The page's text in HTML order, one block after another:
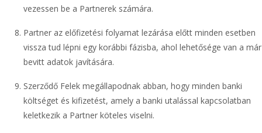
vezessen be a Partnerek számára.
Partner az előfizetési folyamat lezárása előtt minden esetben
vissza tud lépni egy korábbi fázisba, ahol lehetősége van a már
bevitt adatok javítására.
Szerződő Felek megállapodnak abban, hogy minden banki
költséget és kifizetést, amely a banki utalással kapcsolatban
keletkezik a Partner köteles viselni.